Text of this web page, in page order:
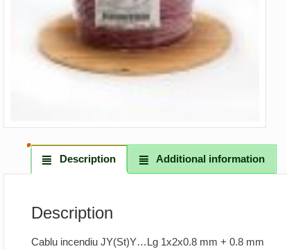
Description Additional information
Description
Cablu incendiu JY(St)Y…Lg 1x2x0.8 mm + 0.8 mm